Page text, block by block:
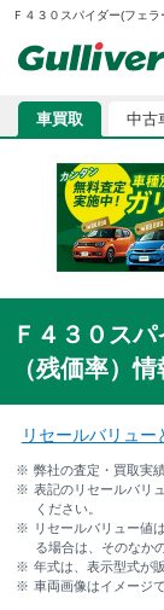
Ｆ４３０スパイダー(フェ
車買取 中古
Ｆ４３０ス
（残価率）情
リセールバリュー
弊社の査定・買取実
表記のリセールバリ
ください。
リセールバリュー値
る場合は、そのなか
年式は、表示型式が
車両画像はイメージで